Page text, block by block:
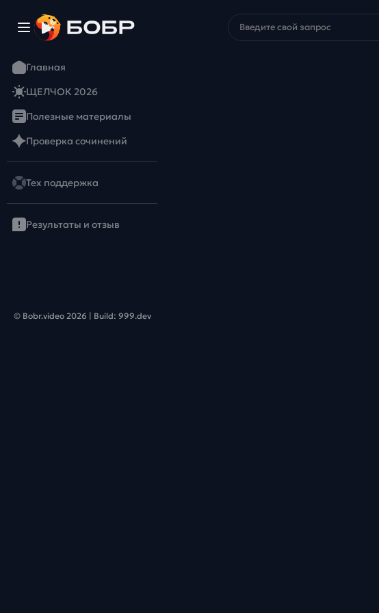
Главная
ЩЕЛЧОК 2026
Полезные материалы
Проверка сочинений
Тех поддержка
Результаты и отзыв
© Bobr.video 2026 | Build: 999.dev